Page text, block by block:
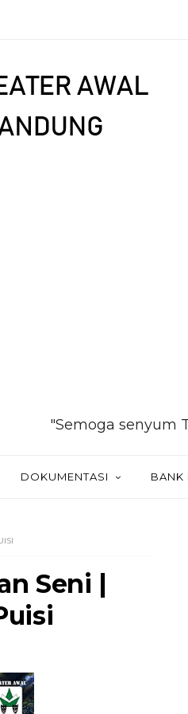
"Semoga senyum Tuhan
DOKUMENTASI BANK
Seni |